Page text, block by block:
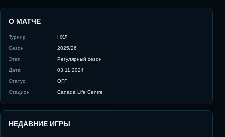
О МАТЧЕ
Турнир
НХЛ
Сезон
2025/26
Этап
Регулярный сезон
Дата
03.11.2024
Статус
OFF
Стадион
Canada Life Centre
НЕДАВНИЕ ИГРЫ